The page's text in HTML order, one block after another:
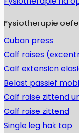
Fysiotherapie
Cuban press
Calf raises
Calf extension
Belast passief
Calf raise zittend
Calf raise zittend
Single leg hak tap